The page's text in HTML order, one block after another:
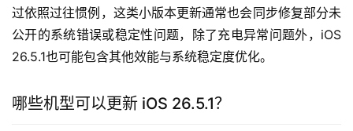
过依照过往惯例，这类小版本更新通常也会同步修复部分未
公开的系统错误或稳定性问题，除了充电异常问题外，iOS
26.5.1也可能包含其他效能与系统稳定度优化。
哪些机型可以更新 iOS 26.5.1？